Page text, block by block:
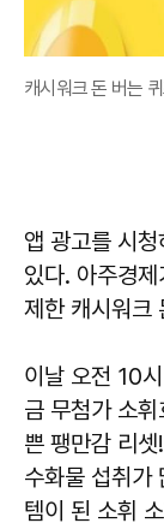
캐시워크 돈 버는
앱 광고를 시
있다. 아주경
제한 캐시워크
이날 오전 10
금 무첨가 소
쁜 팽만감 리
수화물 섭취가
템이 된 소휘